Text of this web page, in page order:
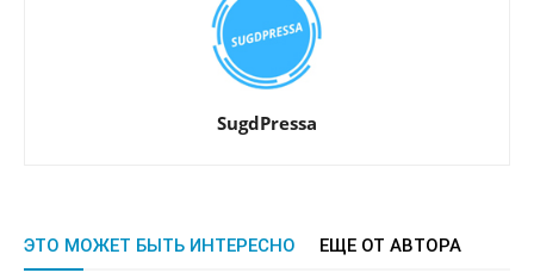
SugdPressa
ЭТО МОЖЕТ БЫТЬ ИНТЕРЕСНО ЕЩЕ ОТ АВТОРА